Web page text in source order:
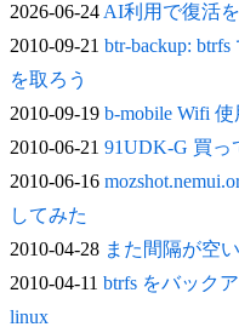
2026-06-24AI利用で復活
2010-09-21 btr-backup:
を取ろう
2010-09-19 b-mobile Wifi
2010-06-21 91UDK-G 買っ
2010-06-16
してみた
2010-04-28 また間隔が空
2010-04-11 btrfs をバック
linux